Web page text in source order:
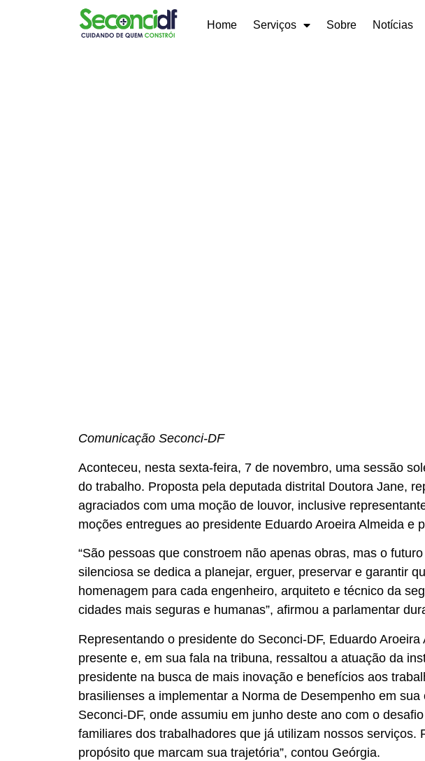
Home Serviços Sobre Notícias
Comunicação Seconci-DF
Aconteceu, nesta sexta-feira, 7 de novembro, uma sessão
do trabalho. Proposta pela deputada distrital Doutora Jane,
agraciados com uma moção de louvor, inclusive
moções entregues ao presidente Eduardo Aroeira Almeida e
“São pessoas que constroem não apenas obras, mas o
silenciosa se dedica a planejar, erguer, preservar e garantir
homenagem para cada engenheiro, arquiteto e técnico da
cidades mais seguras e humanas”, afirmou a parlamentar
Representando o presidente do Seconci-DF, Eduardo
presente e, em sua fala na tribuna, ressaltou a atuação da
presidente na busca de mais inovação e benefícios aos
brasilienses a implementar a Norma de Desempenho em
Seconci-DF, onde assumiu em junho deste ano com o
familiares dos trabalhadores que já utilizam nossos
propósito que marcam sua trajetória”, contou Geórgia.